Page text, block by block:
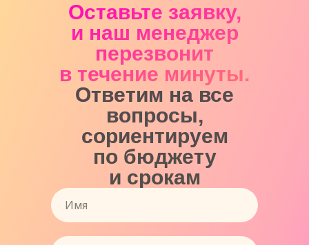
Оставьте заявку,
и наш менеджер
перезвонит
в течение минуты.
Ответим на все
вопросы,
сориентируем
по бюджету
и срокам